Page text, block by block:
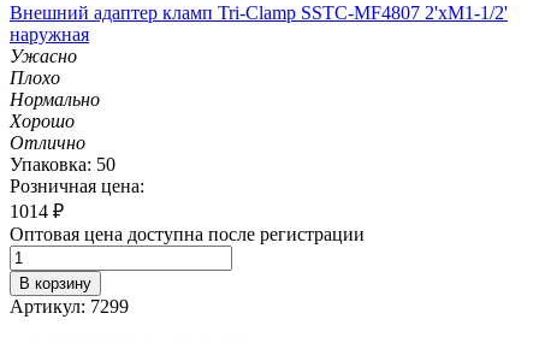
Внешний адаптер кламп Tri-Clamp SSTC-MF4807 2'хM1-1/2'
наружная
Ужасно
Плохо
Нормально
Хорошо
Отлично
Упаковка: 50
Розничная цена:
1014 ₽
Оптовая цена доступна после регистрации
В корзину
Артикул: 7299